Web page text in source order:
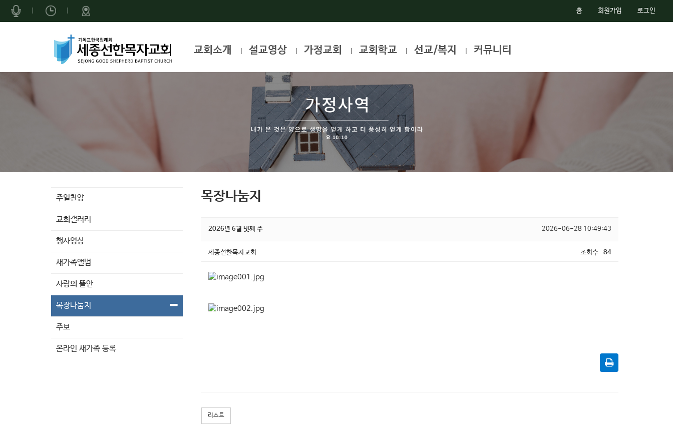
홈 회원가입 로그인
교회소개 설교영상 가정교회 교회학교 선교/복지 커뮤니티
주일찬양
교회갤러리
행사영상
새가족앨범
사랑의 뜰안
목장나눔지
주보
온라인 새가족 등록
목장나눔지
2026년 6월 넷째 주 2026-06-28 10:49:43
세종선한목자교회 조회수 84
리스트